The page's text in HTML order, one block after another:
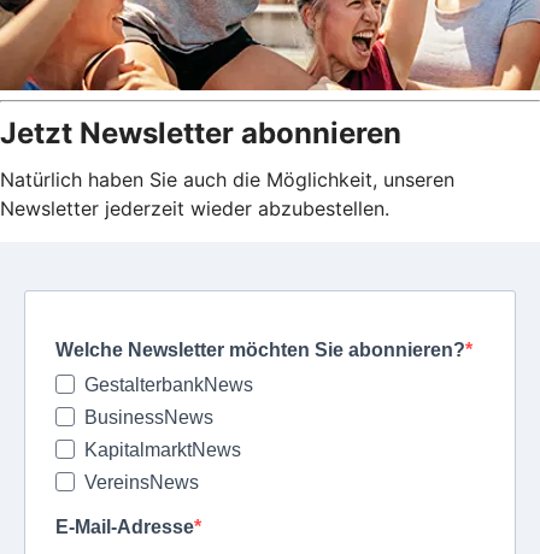
Jetzt Newsletter abonnieren
Natürlich haben Sie auch die Möglichkeit, unseren
Newsletter jederzeit wieder abzubestellen.